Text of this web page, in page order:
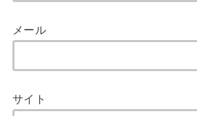
メール
サイト